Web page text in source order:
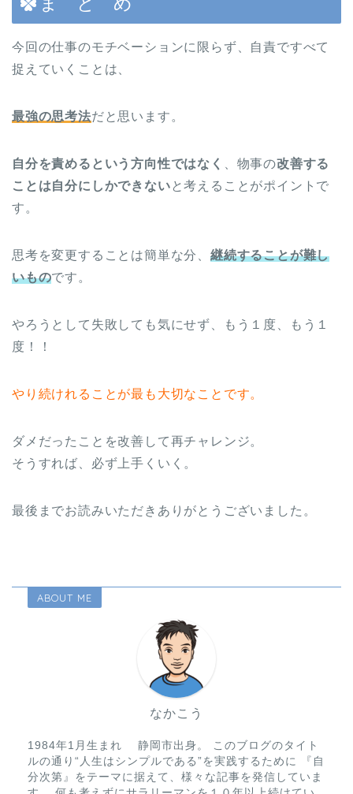
今回の仕事のモチベーションに限らず、自責ですべて
捉えていくことは、
最強の思考法だと思います。
自分を責めるという方向性ではなく 、物事の改善する
ことは自分にしかできない と考えることがポイントで
す。
思考を変更することは簡単な分、 継続することが難し
いものです。
やろうとして失敗しても気にせず、もう１度、もう１
度！！
やり続けれることが最も大切なことです。
ダメだったことを改善して再チャレンジ。
そうすれば、必ず上手くいく。
最後までお読みいただきありがとうございました。
ABOUT ME
なかこう
1984年1月生まれ 静岡市出身。 このブログのタイト
ルの通り“人生はシンプルである”を実践するために 『自
分次第』をテーマに据えて、様々な記事を発信していま